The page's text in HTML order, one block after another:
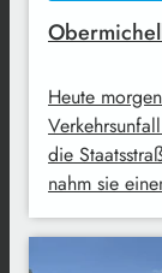
Heute
die
nahm sie